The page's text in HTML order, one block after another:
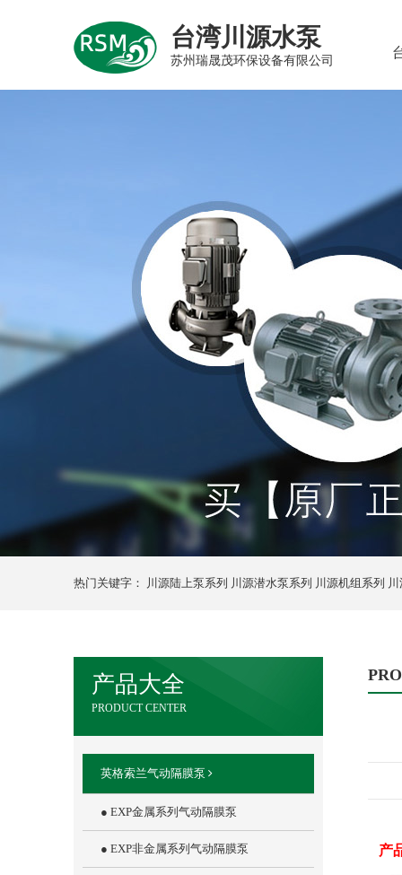
台湾川源水泵
苏州瑞晟茂环保设备有限公司
热门关键字： 川源陆上泵系列 川源潜水泵系列 川源机组系列
产品大全
PRODUCT CENTER
英格索兰气动隔膜泵
● EXP金属系列气动隔膜泵
● EXP非金属系列气动隔膜泵 产